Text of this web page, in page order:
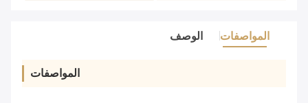
المواصفات الوصف
المواصفات